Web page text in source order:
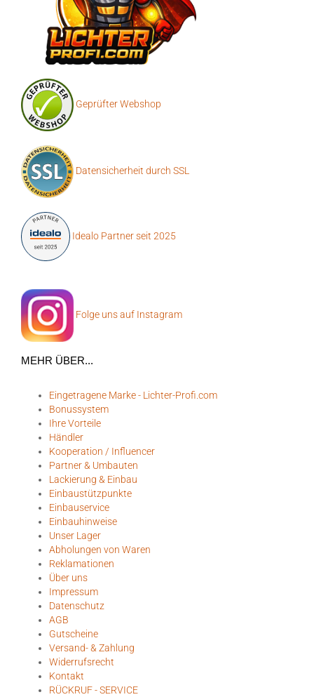
Geprüfter Webshop
Datensicherheit durch SSL
Idealo Partner seit 2025
Folge uns auf Instagram
MEHR ÜBER...
Eingetragene Marke - Lichter-Profi.com
Bonussystem
Ihre Vorteile
Händler
Kooperation / Influencer
Partner & Umbauten
Lackierung & Einbau
Einbaustützpunkte
Einbauservice
Einbauhinweise
Unser Lager
Abholungen von Waren
Reklamationen
Über uns
Impressum
Datenschutz
AGB
Gutscheine
Versand- & Zahlung
Widerrufsrecht
Kontakt
RÜCKRUF - SERVICE